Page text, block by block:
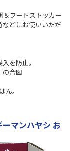
＆フードストッカー
などにお使いいただ
を防止。
の合図
ん。
ーマンハヤシ お